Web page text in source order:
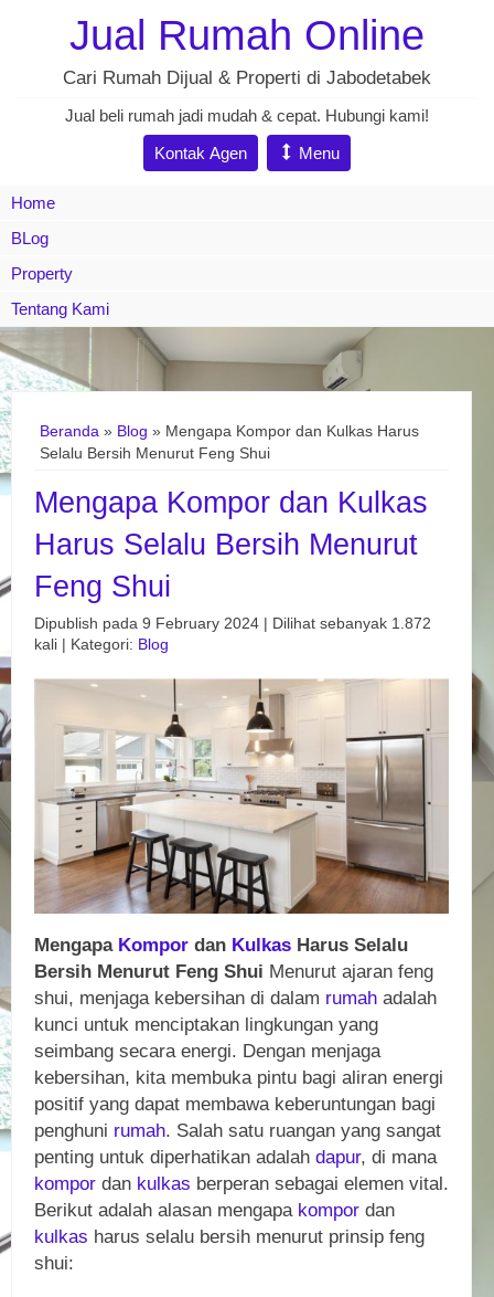
Jual Rumah Online
Cari Rumah Dijual & Properti di Jabodetabek
Jual beli rumah jadi mudah & cepat. Hubungi kami!
Kontak Agen
Menu
Home
BLog
Property
Tentang Kami
Beranda » Blog » Mengapa Kompor dan Kulkas Harus
Selalu Bersih Menurut Feng Shui
Mengapa Kompor dan Kulkas
Harus Selalu Bersih Menurut
Feng Shui
Dipublish pada 9 February 2024 | Dilihat sebanyak 1.872
kali | Kategori: Blog
Mengapa Kompor dan Kulkas Harus Selalu
Bersih Menurut Feng Shui Menurut ajaran feng
shui, menjaga kebersihan di dalam rumah adalah
kunci untuk menciptakan lingkungan yang
seimbang secara energi. Dengan menjaga
kebersihan, kita membuka pintu bagi aliran energi
positif yang dapat membawa keberuntungan bagi
penghuni rumah. Salah satu ruangan yang sangat
penting untuk diperhatikan adalah dapur, di mana
kompor dan kulkas berperan sebagai elemen vital.
Berikut adalah alasan mengapa kompor dan
kulkas harus selalu bersih menurut prinsip feng
shui: